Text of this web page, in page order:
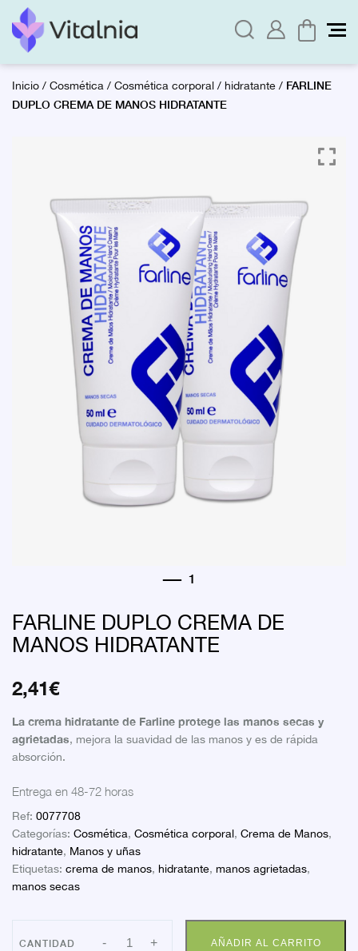
Inicio/Cosmética/Cosmética corporal/hidratante/ FARLINE
DUPLO CREMA DE MANOS HIDRATANTE
FARLINE DUPLO CREMA DE
MANOS HIDRATANTE
2,41€
La crema hidratante de Farline protege las manos secas y
agrietadas, mejora la suavidad de las manos y es de rápida
absorción.
Entrega en 48-72 horas
Ref: 0077708
Categorías: Cosmética, Cosmética corporal, Crema de Manos,
hidratante, Manos y uñas
Etiquetas: crema de manos, hidratante, manos agrietadas,
manos secas
- FARLINE
DUPLO
+ AÑADIR AL CARRITO